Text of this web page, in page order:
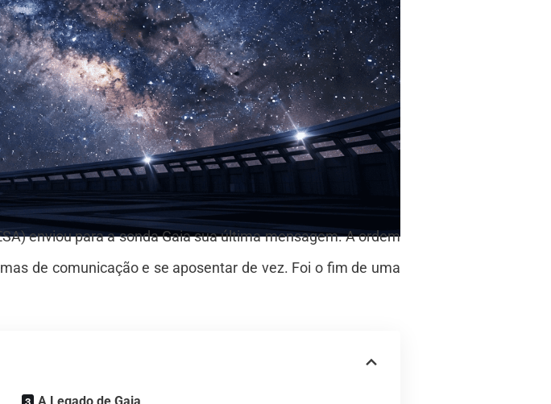
enviou para a sonda Gaia sua última mensagem. A ordem
de comunicação e se aposentar de vez. Foi o fim de uma